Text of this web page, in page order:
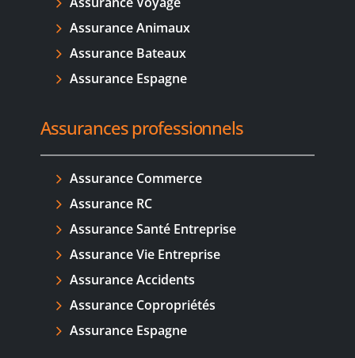
Assurance Animaux
Assurance Bateaux
Assurance Espagne
Assurances professionnels
Assurance Commerce
Assurance RC
Assurance Santé Entreprise
Assurance Vie Entreprise
Assurance Accidents
Assurance Copropriétés
Assurance Espagne